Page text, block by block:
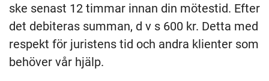
ske senast 12 timmar innan din mötestid. Efter
det debiteras summan, d v s 600 kr. Detta med
respekt för juristens tid och andra klienter som
behöver vår hjälp.